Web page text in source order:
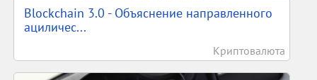
Blockchain 3.0 - Объяснение направленного
ациличес...
Криптовалюта